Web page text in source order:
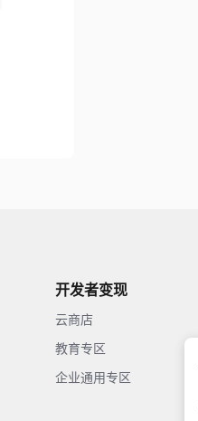
开发者变现
云商店
教育专区
企业通用专区